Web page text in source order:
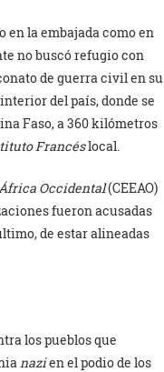
en la embajada como en
no buscó refugio con
de guerra civil en su
del país, donde se
Faso, a 360 kilómetros
Francéslocal.
Occidental(CEEAO)
fueron acusadas
de estar alineadas
los pueblos que
nazien el podio de los